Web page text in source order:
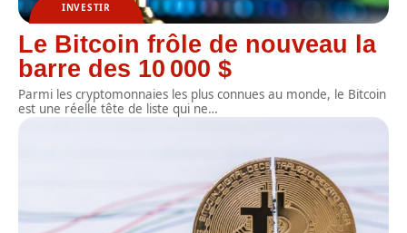
INVESTIR
Le Bitcoin frôle de nouveau la
barre des 10 000 $
Parmi les cryptomonnaies les plus connues au monde, le Bitcoin
est une réelle tête de liste qui ne…